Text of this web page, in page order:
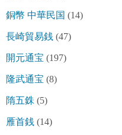
銅幣 中華民国 (14)
長崎貿易銭 (47)
開元通宝 (197)
隆武通宝 (8)
隋五銖 (5)
雁首銭 (14)